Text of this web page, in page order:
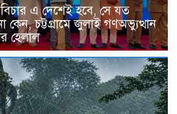
এ দেশেই হবে, সে যত
কেন, চট্টগ্রামে জুলাই গণঅভ্যুত্থান
হেলাল